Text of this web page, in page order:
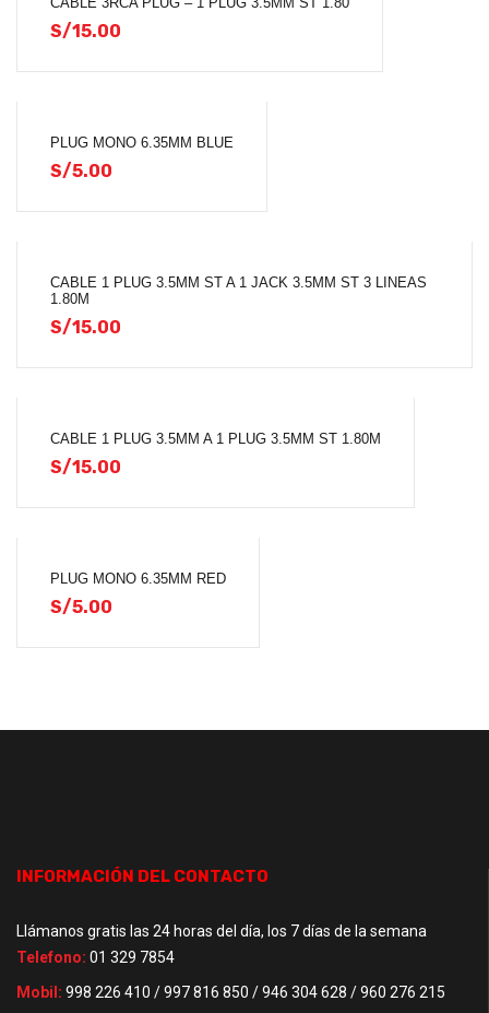
S/15.00
PLUG MONO 6.35MM BLUE
S/5.00
CABLE 1 PLUG 3.5MM ST A 1 JACK 3.5MM ST 3 LINEAS
1.80M
S/15.00
CABLE 1 PLUG 3.5MM A 1 PLUG 3.5MM ST 1.80M
S/15.00
PLUG MONO 6.35MM RED
S/5.00
INFORMACIÓN DEL CONTACTO
Llámanos gratis las 24 horas del día, los 7 días de la semana
Telefono: 01 329 7854
Mobil: 998 226 410 / 997 816 850 / 946 304 628 / 960 276 215